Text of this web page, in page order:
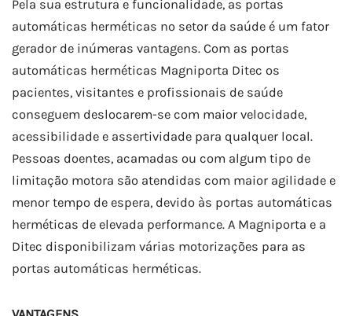
Pela sua estrutura e funcionalidade, as portas
automáticas herméticas no setor da saúde é um fator
gerador de inúmeras vantagens. Com as portas
automáticas herméticas Magniporta Ditec os
pacientes, visitantes e profissionais de saúde
conseguem deslocarem-se com maior velocidade,
acessibilidade e assertividade para qualquer local.
Pessoas doentes, acamadas ou com algum tipo de
limitação motora são atendidas com maior agilidade e
menor tempo de espera, devido às portas automáticas
herméticas de elevada performance. A Magniporta e a
Ditec disponibilizam várias motorizações para as
portas automáticas herméticas.